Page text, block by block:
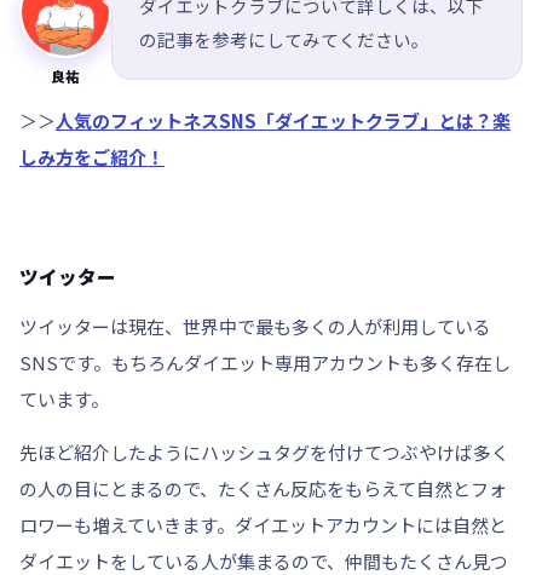
良祐
ダイエットクラブについて詳しくは、以下
の記事を参考にしてみてください。
＞＞人気のフィットネスSNS「ダイエットクラブ」とは？楽
しみ方をご紹介！
ツイッター
ツイッターは現在、世界中で最も多くの人が利用している
SNSです。もちろんダイエット専用アカウントも多く存在し
ています。
先ほど紹介したようにハッシュタグを付けてつぶやけば多く
の人の目にとまるので、たくさん反応をもらえて自然とフォ
ロワーも増えていきます。ダイエットアカウントには自然と
ダイエットをしている人が集まるので、仲間もたくさん見つ